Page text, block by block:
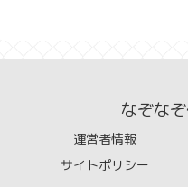
なぞな
運営者情報
サイトポリシー